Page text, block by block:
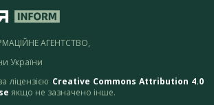
АГЕНТСТВО,
України
ліцензією Creative Commons Attribution 4.0
якщо не зазначено інше.